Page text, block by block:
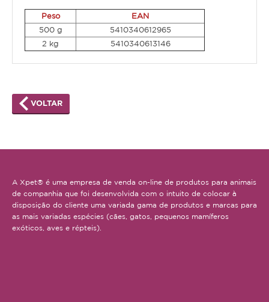
Peso
EAN
500 g
5410340612965
2 kg
5410340613146
VOLTAR
A Xpet® é uma empresa de venda on-line de produtos para animais
de companhia que foi desenvolvida com o intuito de colocar à
disposição do cliente uma variada gama de produtos e marcas para
as mais variadas espécies (cães, gatos, pequenos mamíferos
exóticos, aves e répteis).